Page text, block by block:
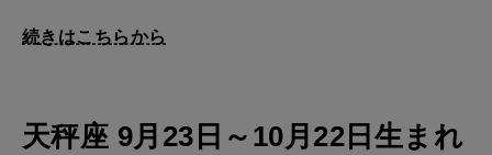
続きはこちらから
天秤座 9月23日～10月22日生まれ